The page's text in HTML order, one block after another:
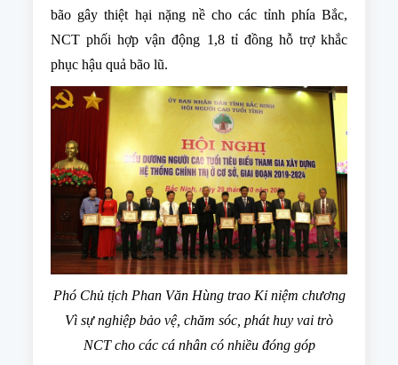
bão gây thiệt hại nặng nề cho các tỉnh phía Bắc,
NCT phối hợp vận động 1,8 tỉ đồng hỗ trợ khắc
phục hậu quả bão lũ.
Phó Chủ tịch Phan Văn Hùng trao Kỉ niệm chương
Vì sự nghiệp bảo vệ, chăm sóc, phát huy vai trò
NCT cho các cá nhân có nhiều đóng góp